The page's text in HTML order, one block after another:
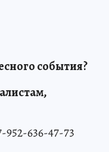
события?
636-47-73